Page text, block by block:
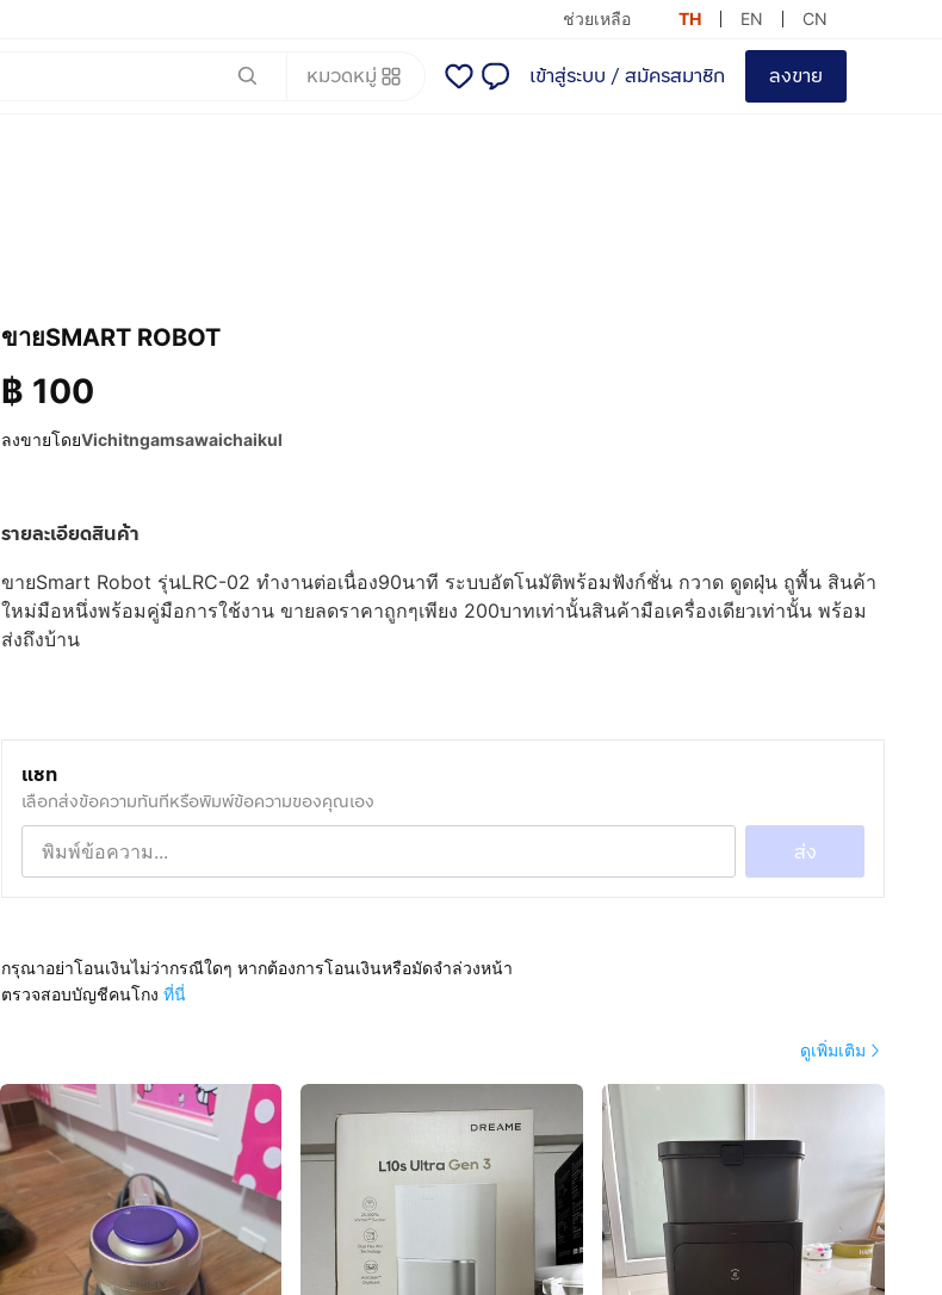
ช่วยเหลือ TH EN CN
หมวดหมู่ เข้าสู่ระบบ / สมัครสมาชิก ลงขาย
ขายSMART ROBOT
฿ 100
ลงขายโดยVichitngamsawaichaikul
รายละเอียดสินค้า
ขายSmart Robot รุ่นLRC-02 ทำงานต่อเนื่อง90นาที ระบบอัตโนมัติพร้อมฟังก์ชั่น กวาด ดูดฝุ่น ถูพื้น สินค้า
ใหม่มือหนึ่งพร้อมคู่มือการใช้งาน ขายลดราคาถูกๆเพียง 200บาทเท่านั้นสินค้ามือเครื่องเดียวเท่านั้น พร้อม
ส่งถึงบ้าน
แชท
เลือกส่งข้อความทันทีหรือพิมพ์ข้อความของคุณเอง
ส่ง
กรุณาอย่าโอนเงินไม่ว่ากรณีใดๆ หากต้องการโอนเงินหรือมัดจำล่วงหน้า
ตรวจสอบบัญชีคนโกง ที่นี่
ดูเพิ่มเติม